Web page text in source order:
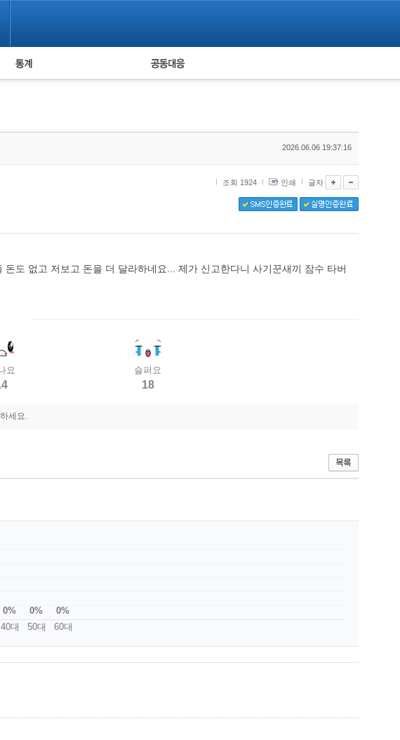
누적 피해사례 통계 피해자 공동대응
2026.06.06 19:37:16
조회 1924 인쇄 글자
도 없고 저보고 돈을 더 달라하네요... 제가 신고한다니 사기꾼새끼 잠수 타버
요 슬퍼요
18
세요.
0%
40대
0%
50대
0%
60대